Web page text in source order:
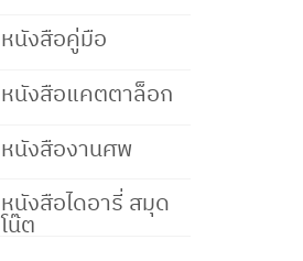
หนังสือคู่มือ
หนังสือแคตตาล็อก
หนังสืองานศพ
หนังสือไดอารี่ สมุด
โน๊ต